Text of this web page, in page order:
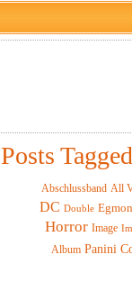
Posts
Abschlussband All
DC Double
Horror Image
Album Panini